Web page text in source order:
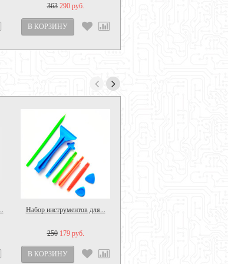
363 290 руб.
Набор инструментов для...
250 179 руб.